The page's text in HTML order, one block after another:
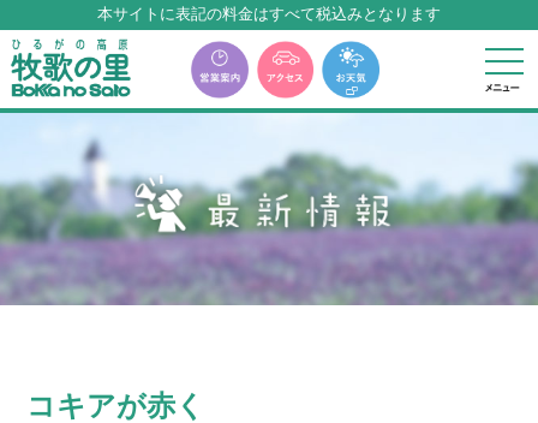
本サイトに表記の料金はすべて税込みとなります
牧歌の里温泉『牧華』は12月中旬まで休館いたします。
コキアが赤く